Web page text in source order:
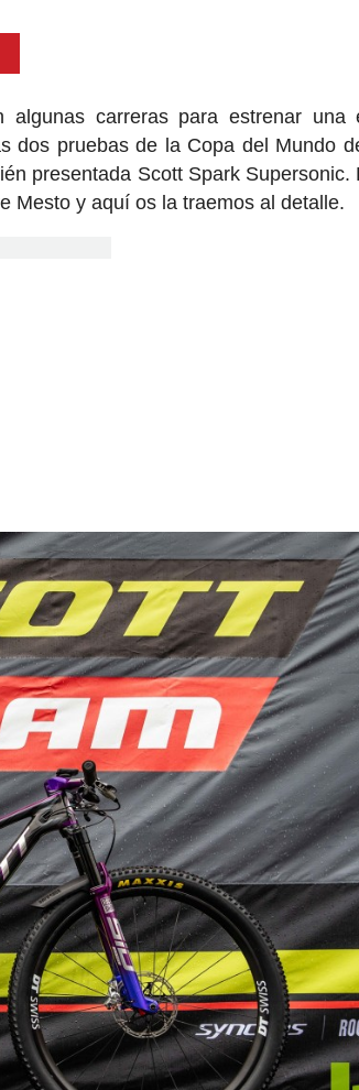
carreras para estrenar una
dos pruebas de la Copa del Mundo
presentada Scott Spark Supersonic.
Mesto y aquí os la traemos al detalle.